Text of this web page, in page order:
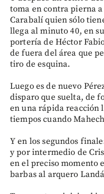
toma en contra pierna
Carabalí quien sólo
llega al minuto 40, en
portería de Héctor
de fuera del área que
tiro de esquina.
Luego es de nuevo
disparo que suelta, de
en una rápida reacción
tiempos cuando
Y en los segundos
y por intermedio de
en el preciso momento
barbas al arquero